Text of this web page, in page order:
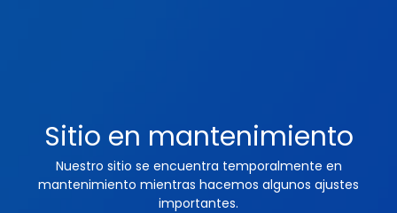
Sitio en mantenimiento
Nuestro sitio se encuentra temporalmente en
mantenimiento mientras hacemos algunos ajustes
importantes.